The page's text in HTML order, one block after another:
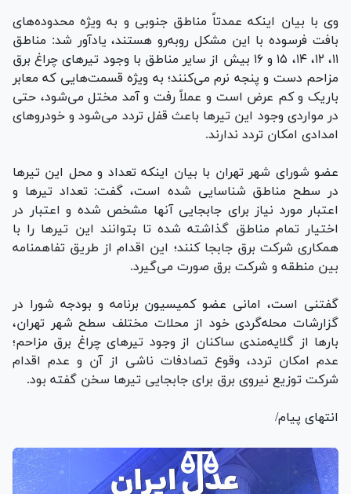
وی با بیان اینکه عمدتاً مناطق جنوبی و به ویژه محدوده‌های
بافت فرسوده با این مشکل روبه‌رو هستند، یادآور شد: مناطق
۱۱، ۱۲، ۱۴، ۱۵ و ۱۶ بیش از سایر مناطق با وجود تیر‌های چراغ برق
مزاحم دست و پنجه نرم می‌کنند؛ به ویژه قسمت‌هایی که معابر
باریک و کم عرض است و عملاً رفت و آمد مختل می‌شود، حتی
در مواردی وجود این تیر‌ها باعث قفل تردد می‌شود و خودرو‌های
امدادی امکان تردد ندارند.
عضو شورای شهر تهران با بیان اینکه تعداد و محل این تیر‌ها
در سطح مناطق شناسایی شده است، گفت: تعداد تیر‌ها و
اعتبار مورد نیاز برای جابجایی آنها مشخص شده و اعتبار در
اختیار تمام مناطق گذاشته شده تا بتوانند این تیر‌ها را با
همکاری شرکت برق جابجا کنند؛ این اقدام از طریق تفاهمنامه
بین منطقه و شرکت برق صورت می‌گیرد.
گفتنی است، امانی عضو کمیسیون برنامه و بودجه شورا در
گزارشات محله‌گردی خود از محلات مختلف سطح شهر تهران،
بار‌ها از گلایه‌مندی ساکنان از وجود تیر‌های چراغ برق مزاحم؛
عدم امکان تردد، وقوع تصادفات ناشی از آن و عدم اقدام
شرکت توزیع نیروی برق برای جابجایی تیر‌ها سخن گفته بود.
انتهای پیام/